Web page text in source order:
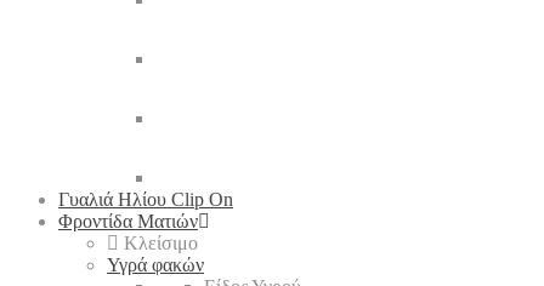
Γυαλιά Ηλίου Clip On
Φροντίδα Ματιών
Κλείσιμο
Υγρά φακών